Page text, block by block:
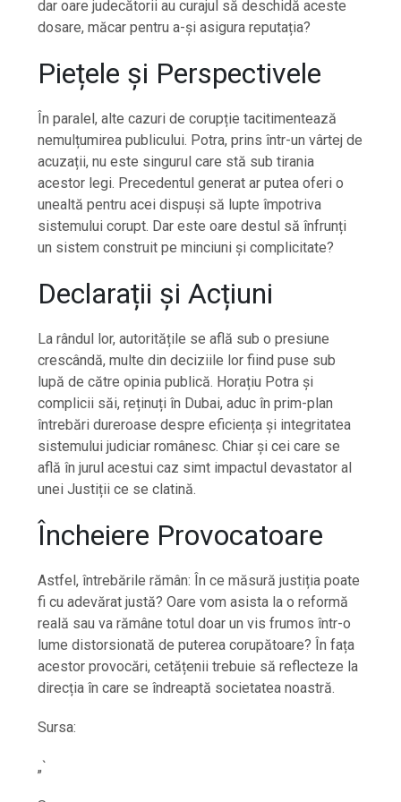
dar oare judecătorii au curajul să deschidă aceste
dosare, măcar pentru a-și asigura reputația?
Piețele și Perspectivele
În paralel, alte cazuri de corupție tacitimentează
nemulțumirea publicului. Potra, prins într-un vârtej de
acuzații, nu este singurul care stă sub tirania
acestor legi. Precedentul generat ar putea oferi o
unealtă pentru acei dispuși să lupte împotriva
sistemului corupt. Dar este oare destul să înfrunți
un sistem construit pe minciuni și complicitate?
Declarații și Acțiuni
La rândul lor, autoritățile se află sub o presiune
crescândă, multe din deciziile lor fiind puse sub
lupă de către opinia publică. Horațiu Potra și
complicii săi, reținuți în Dubai, aduc în prim-plan
întrebări dureroase despre eficiența și integritatea
sistemului judiciar românesc. Chiar și cei care se
află în jurul acestui caz simt impactul devastator al
unei Justiții ce se clatină.
Încheiere Provocatoare
Astfel, întrebările rămân: În ce măsură justiția poate
fi cu adevărat justă? Oare vom asista la o reformă
reală sau va rămâne totul doar un vis frumos într-o
lume distorsionată de puterea corupătoare? În fața
acestor provocări, cetățenii trebuie să reflecteze la
direcția în care se îndreaptă societatea noastră.
Sursa:
„`